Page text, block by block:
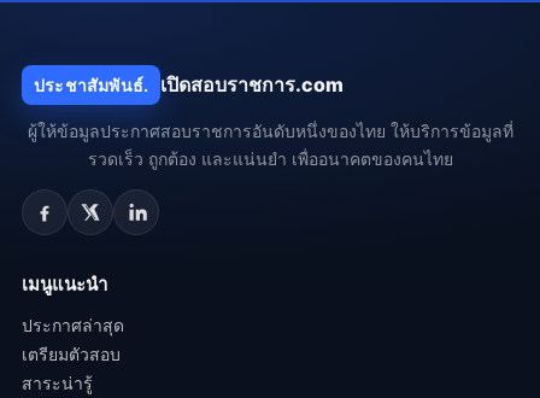
ประชาสัมพันธ์. เปิดสอบราชการ.com
ผู้ให้ข้อมูลประกาศสอบราชการอันดับหนึ่งของไทย ให้บริการข้อมูลที่
รวดเร็ว ถูกต้อง และแน่นยำ เพื่ออนาคตของคนไทย
เมนูแนะนำ
ประกาศล่าสุด
เตรียมตัวสอบ
สาระน่ารู้